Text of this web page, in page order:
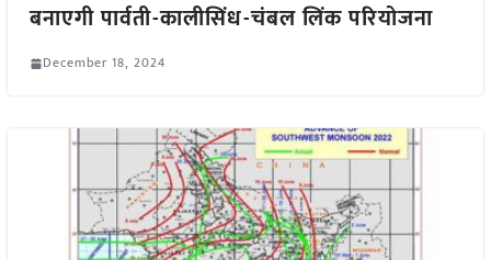
बनाएगी पार्वती-कालीसिंध-चंबल लिंक परियोजना
December 18, 2024